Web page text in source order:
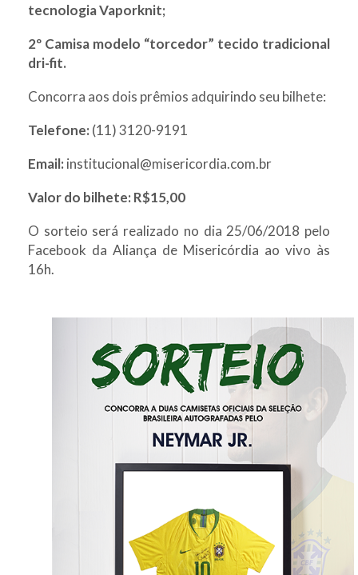
tecnologia Vaporknit;
2º Camisa modelo “torcedor” tecido tradicional
dri-fit.
Concorra aos dois prêmios adquirindo seu bilhete:
Telefone: (11) 3120-9191
Email: institucional@misericordia.com.br
Valor do bilhete: R$15,00
O sorteio será realizado no dia 25/06/2018 pelo
Facebook da Aliança de Misericórdia ao vivo às
16h.